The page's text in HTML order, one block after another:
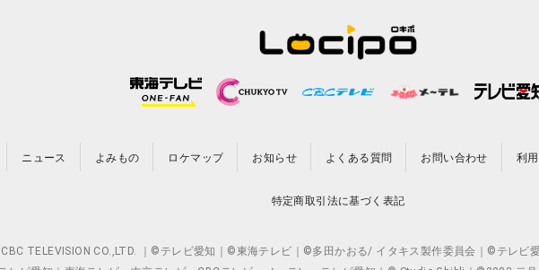
ニュース よみもの ロケマップ お知らせ よくある質問 お問い合わせ 利
特定商取引法に基づく表記
TELEVISION CO.,LTD. ｜©テレビ愛知｜©東海テレビ｜©多田かおる/ イタキス製作委員会｜©テレビ